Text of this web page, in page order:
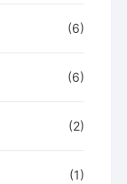
(6)
(6)
(2)
(1)